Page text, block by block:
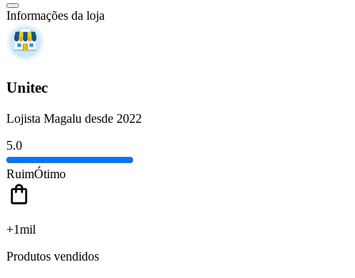
Informações da loja
Unitec
Lojista Magalu desde 2022
5.0
RuimÓtimo
+1mil
Produtos vendidos